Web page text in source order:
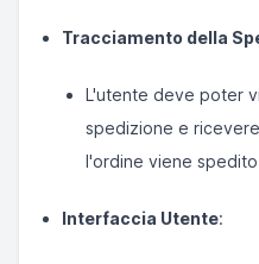
Tracciamento della
L'utente deve poter
spedizione e
l'ordine viene
Interfaccia Utente: